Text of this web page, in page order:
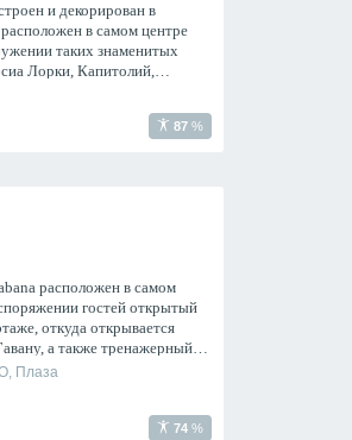
и декорирован в
в самом центре
таких знаменитых
Лорки, Капитолий,
87 %
расположен в самом
гостей открытый
откуда открывается
а также тренажерный
баня.
Плаза
74 %